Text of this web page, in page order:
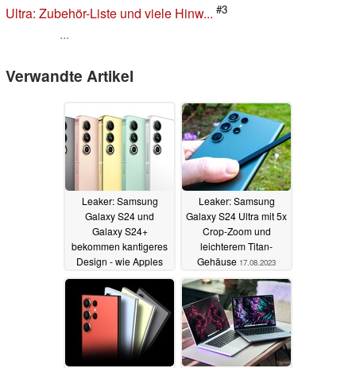
Ultra: Zubehör-Liste und viele Hinw... #3
...
Verwandte Artikel
Leaker: Samsung
Galaxy S24 und
Galaxy S24+
bekommen kantigeres
Design - wie Apples
iPhones18.08.2023
Leaker: Samsung
Galaxy S24 Ultra mit 5x
Crop-Zoom und
leichterem Titan-
Gehäuse 17.08.2023